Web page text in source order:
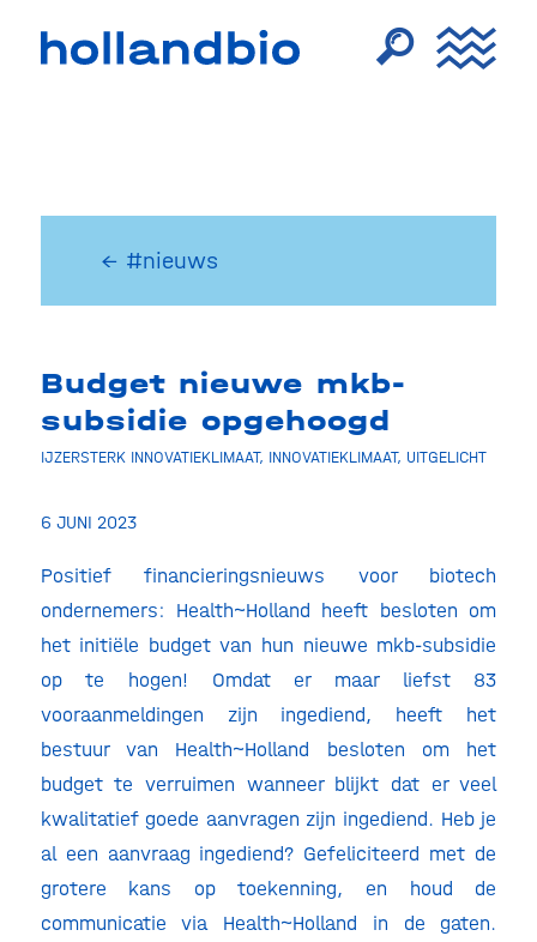
← #nieuws
Budget nieuwe mkb-
subsidie opgehoogd
IJZERSTERK INNOVATIEKLIMAAT, INNOVATIEKLIMAAT, UITGELICHT
6 JUNI 2023
Positief financieringsnieuws voor biotech
ondernemers: Health~Holland heeft besloten om
het initiële budget van hun nieuwe mkb-subsidie
op te hogen! Omdat er maar liefst 83
vooraanmeldingen zijn ingediend, heeft het
bestuur van Health~Holland besloten om het
budget te verruimen wanneer blijkt dat er veel
kwalitatief goede aanvragen zijn ingediend. Heb je
al een aanvraag ingediend? Gefeliciteerd met de
grotere kans op toekenning, en houd de
communicatie via Health~Holland in de gaten.